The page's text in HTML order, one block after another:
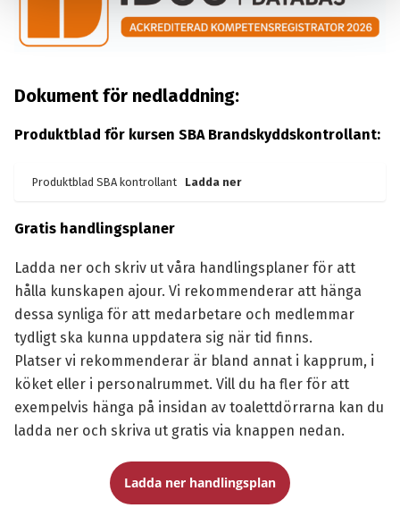
Dokument för nedladdning:
Produktblad för kursen SBA Brandskyddskontrollant:
Produktblad SBA kontrollant Ladda ner
Gratis handlingsplaner
Ladda ner och skriv ut våra handlingsplaner för att
hålla kunskapen ajour. Vi rekommenderar att hänga
dessa synliga för att medarbetare och medlemmar
tydligt ska kunna uppdatera sig när tid finns.
Platser vi rekommenderar är bland annat i kapprum, i
köket eller i personalrummet. Vill du ha fler för att
exempelvis hänga på insidan av toalettdörrarna kan du
ladda ner och skriva ut gratis via knappen nedan.
Ladda ner handlingsplan